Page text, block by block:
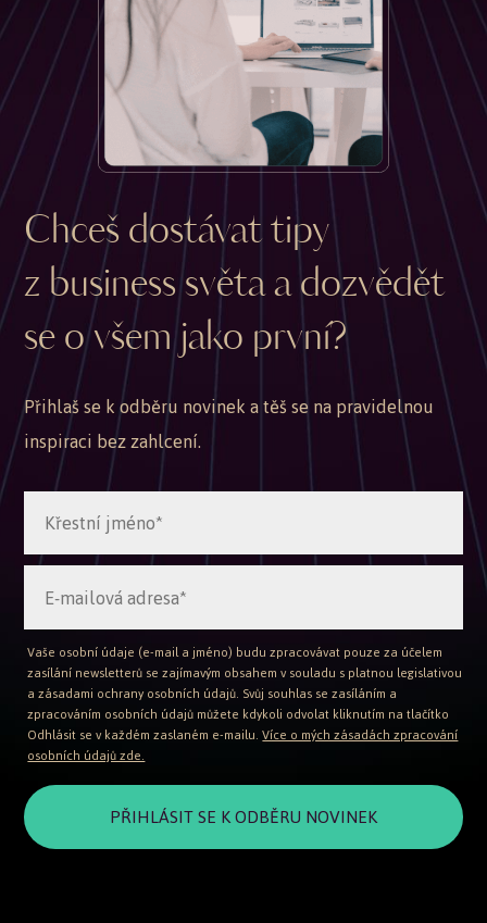
Chceš dostávat tipy
z business světa a dozvědět
se o všem jako první?
Přihlaš se k odběru novinek a těš se na pravidelnou
inspiraci bez zahlcení.
Vaše osobní údaje (e-mail a jméno) budu zpracovávat pouze za účelem
zasílání newsletterů se zajímavým obsahem v souladu s platnou legislativou
a zásadami ochrany osobních údajů. Svůj souhlas se zasíláním a
zpracováním osobních údajů můžete kdykoli odvolat kliknutím na tlačítko
Odhlásit se v každém zaslaném e-mailu.Více o mých zásadách zpracování
osobních údajů zde.
PŘIHLÁSIT SE K ODBĚRU NOVINEK